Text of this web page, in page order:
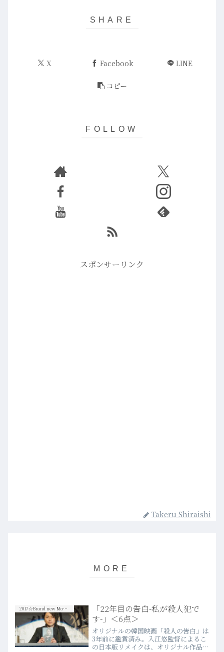
X Facebook LINE
コピー
スポンサーリンク
Takeru Shiraishi
2017☆Brand new Movies
「22年目の告白-私が殺人犯で
す-」＜6点＞
オリジナルの韓国映画「殺人の告白」は
3年前に鑑賞済み。入江悠監督によるこ
の日本版リメイクは、オリジナル作品の